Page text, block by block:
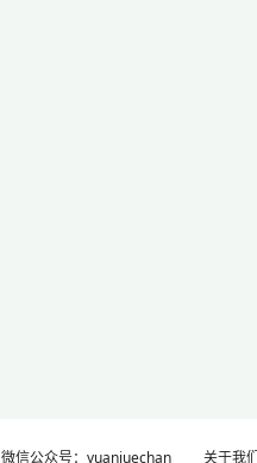
微信公众号：yuanjuechan 关于我们